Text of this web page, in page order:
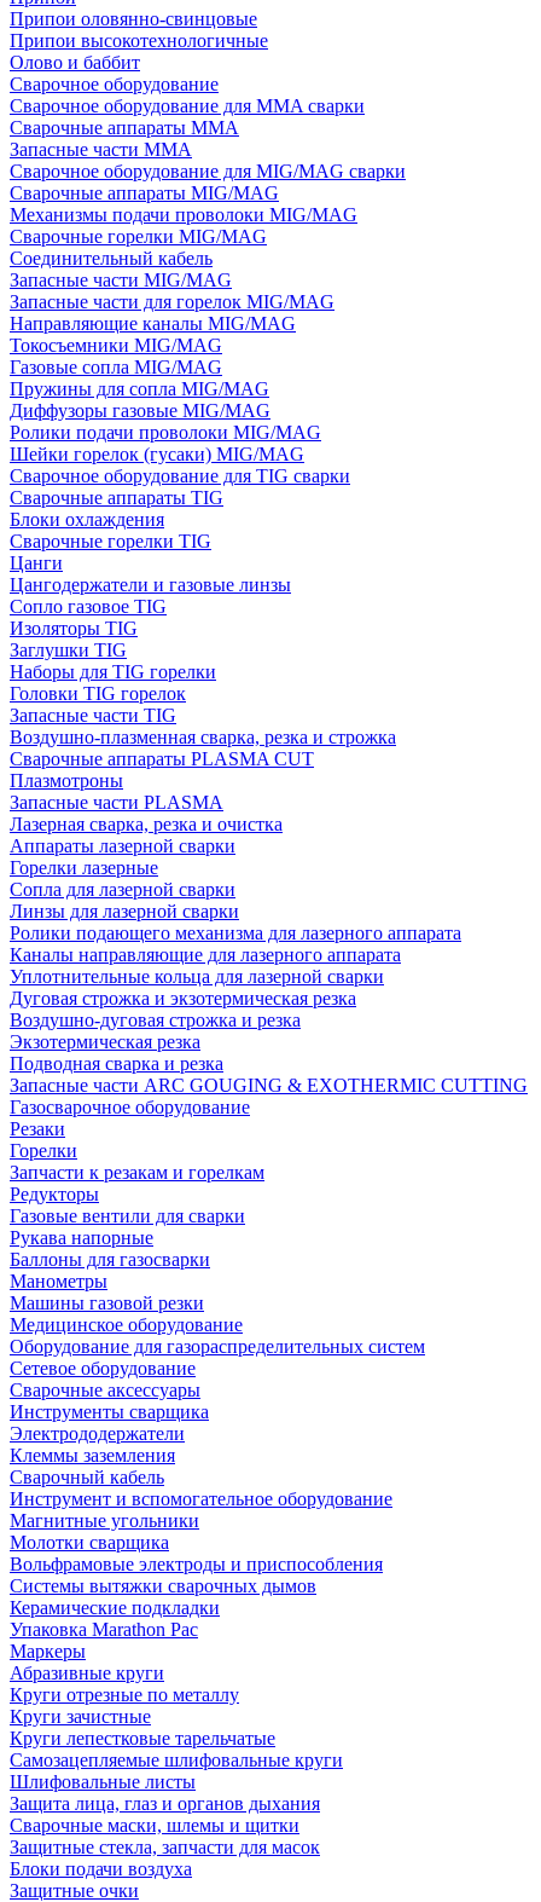
Припои оловянно-свинцовые
Припои высокотехнологичные
Олово и баббит
Сварочное оборудование
Сварочное оборудование для MMA сварки
Сварочные аппараты MMA
Запасные части MMA
Сварочное оборудование для MIG/MAG сварки
Сварочные аппараты MIG/MAG
Механизмы подачи проволоки MIG/MAG
Сварочные горелки MIG/MAG
Соединительный кабель
Запасные части MIG/MAG
Запасные части для горелок MIG/MAG
Направляющие каналы MIG/MAG
Токосъемники MIG/MAG
Газовые сопла MIG/MAG
Пружины для сопла MIG/MAG
Диффузоры газовые MIG/MAG
Ролики подачи проволоки MIG/MAG
Шейки горелок (гусаки) MIG/MAG
Сварочное оборудование для TIG сварки
Сварочные аппараты TIG
Блоки охлаждения
Сварочные горелки TIG
Цанги
Цангодержатели и газовые линзы
Сопло газовое TIG
Изоляторы TIG
Заглушки TIG
Наборы для TIG горелки
Головки TIG горелок
Запасные части TIG
Воздушно-плазменная сварка, резка и строжка
Сварочные аппараты PLASMA CUT
Плазмотроны
Запасные части PLASMA
Лазерная сварка, резка и очистка
Аппараты лазерной сварки
Горелки лазерные
Сопла для лазерной сварки
Линзы для лазерной сварки
Ролики подающего механизма для лазерного аппарата
Каналы направляющие для лазерного аппарата
Уплотнительные кольца для лазерной сварки
Дуговая строжка и экзотермическая резка
Воздушно-дуговая строжка и резка
Экзотермическая резка
Подводная сварка и резка
Запасные части ARC GOUGING & EXOTHERMIC CUTTING
Газосварочное оборудование
Резаки
Горелки
Запчасти к резакам и горелкам
Редукторы
Газовые вентили для сварки
Рукава напорные
Баллоны для газосварки
Манометры
Машины газовой резки
Медицинское оборудование
Оборудование для газораспределительных систем
Сетевое оборудование
Сварочные аксессуары
Инструменты сварщика
Электрододержатели
Клеммы заземления
Сварочный кабель
Инструмент и вспомогательное оборудование
Магнитные угольники
Молотки сварщика
Вольфрамовые электроды и приспособления
Системы вытяжки сварочных дымов
Керамические подкладки
Упаковка Marathon Pac
Маркеры
Абразивные круги
Круги отрезные по металлу
Круги зачистные
Круги лепестковые тарельчатые
Самозацепляемые шлифовальные круги
Шлифовальные листы
Защита лица, глаз и органов дыхания
Сварочные маски, шлемы и щитки
Защитные стекла, запчасти для масок
Блоки подачи воздуха
Защитные очки